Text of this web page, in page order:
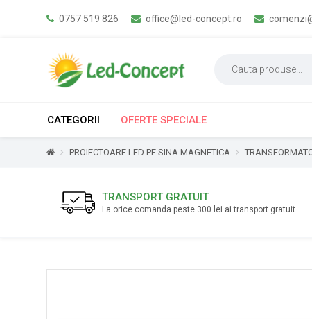
0757 519 826 office@led-concept.ro
CATEGORII OFERTE SPECIALE
PROIECTOARE LED PE SINA MAGNETICA
TRANSPORT GRATUIT
La orice comanda peste 300 lei ai transport gratuit